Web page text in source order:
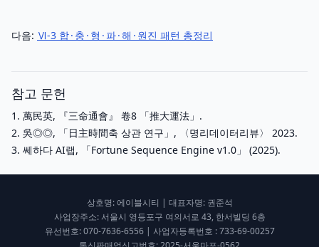
다음: Ⅵ-3 합 · 충 · 형 · 파 · 해 · 원진 패턴 총정리
참고 문헌
萬民英, 『三命通會』 卷8 「推大運法」.
吳◎◎, 「日主時間축 상관 연구」, 〈명리데이터리뷰〉 2023.
쎄하다 AI랩, 「Fortune Sequence Engine v1.0」 (2025).
상호명: 에이블시티 | 대표자명: 권준석
사업장주소: 서울시 영등포구 여의서로 43, 한서빌딩 6층
유선번호: 070‑7636‑6556 | 사업자등록번호 : 733‑69‑00257